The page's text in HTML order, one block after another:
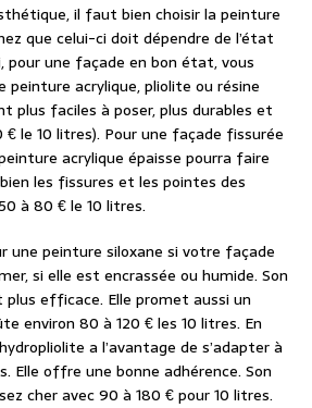
il faut bien choisir la peinture
que celui-ci doit dépendre de l’état
pour une façade en bon état, vous
peinture acrylique, pliolite ou résine
plus faciles à poser, plus durables et
le 10 litres). Pour une façade fissurée
acrylique épaisse pourra faire
les fissures et les pointes des
à 80 € le 10 litres.
une peinture siloxane si votre façade
si elle est encrassée ou humide. Son
efficace. Elle promet aussi un
environ 80 à 120 € les 10 litres. En
a l’avantage de s’adapter à
Elle offre une bonne adhérence. Son
cher avec 90 à 180 € pour 10 litres.